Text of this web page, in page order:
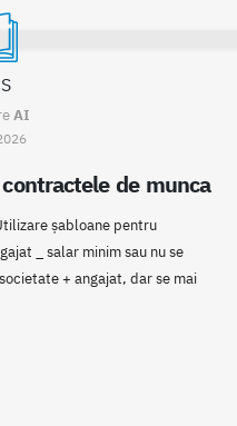
AI
de munca
șabloane pentru
_ salar minim sau nu se
+ angajat, dar se mai